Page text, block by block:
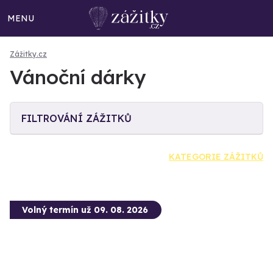
MENU
Zážitky.cz
Vánoční dárky
FILTROVÁNÍ ZÁŽITKŮ
KATEGORIE ZÁŽITKŮ
Volný termín už 09. 08. 2026